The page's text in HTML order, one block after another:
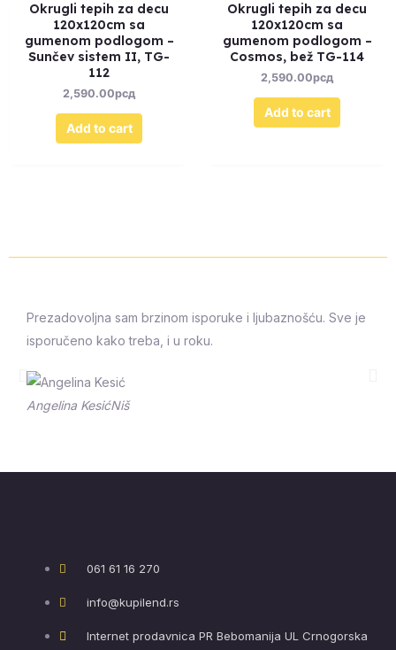
Okrugli tepih za decu
120x120cm sa
gumenom podlogom –
Sunčev sistem II, TG-
112
2,590.00рсд
Add to cart
Okrugli tepih za decu
120x120cm sa
gumenom podlogom –
Cosmos, bež TG-114
2,590.00рсд
Add to cart
Prezadovoljna sam brzinom isporuke i ljubaznošću. Sve je
isporučeno kako treba, i u roku.
Angelina KesićNiš
Prethodna
061 61 16 270
info@kupilend.rs
Internet prodavnica PR Bebomanija UL Crnogorska